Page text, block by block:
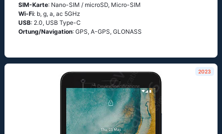
SIM-Karte: Nano-SIM / microSD, Micro-SIM
Wi-Fi: b, g, а, ас 5GНz
USB: 2.0, USB Type-C
Ortung/Navigation: GРS, А-GРS, GLОΝАSS
2023